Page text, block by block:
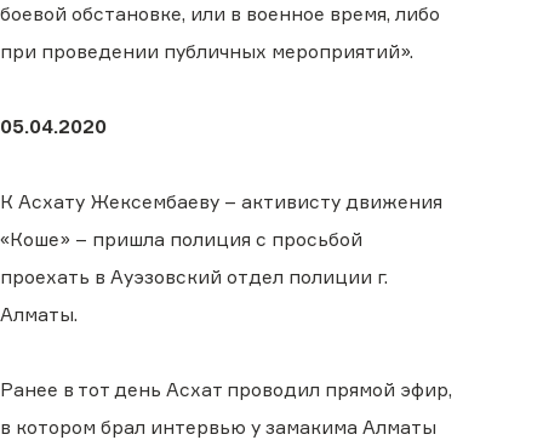
боевой обстановке, или в военное время, либо
при проведении публичных мероприятий».
05.04.2020
К Асхату Жексембаеву – активисту движения
«Коше» – пришла полиция с просьбой
проехать в Ауэзовский отдел полиции г.
Алматы.
Ранее в тот день Асхат проводил прямой эфир,
в котором брал интервью у замакима Алматы